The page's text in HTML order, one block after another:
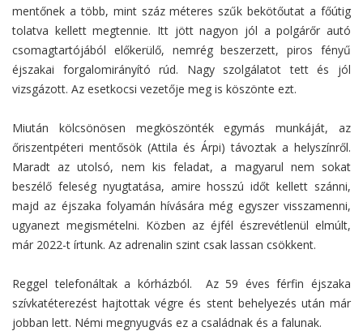
mentőnek a több, mint száz méteres szűk bekötőutat a főútig
tolatva kellett megtennie. Itt jött nagyon jól a polgárőr autó
csomagtartójából előkerülő, nemrég beszerzett, piros fényű
éjszakai forgalomirányító rúd. Nagy szolgálatot tett és jól
vizsgázott. Az esetkocsi vezetője meg is köszönte ezt.
Miután kölcsönösen megköszönték egymás munkáját, az
őriszentpéteri mentősök (Attila és Árpi) távoztak a helyszínről.
Maradt az utolsó, nem kis feladat, a magyarul nem sokat
beszélő feleség nyugtatása, amire hosszú időt kellett szánni,
majd az éjszaka folyamán hívására még egyszer visszamenni,
ugyanezt megismételni. Közben az éjfél észrevétlenül elmúlt,
már 2022-t írtunk. Az adrenalin szint csak lassan csökkent.
Reggel telefonáltak a kórházból. Az 59 éves férfin éjszaka
szívkatéterezést hajtottak végre és stent behelyezés után már
jobban lett. Némi megnyugvás ez a családnak és a falunak.